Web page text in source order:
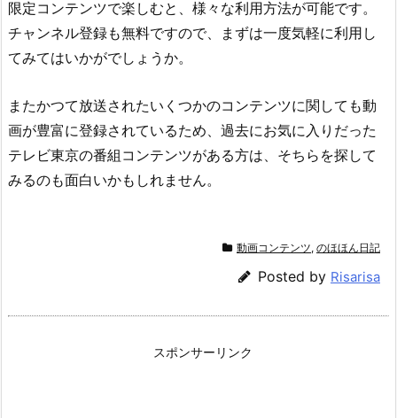
限定コンテンツで楽しむと、様々な利用方法が可能です。
チャンネル登録も無料ですので、まずは一度気軽に利用し
てみてはいかがでしょうか。
またかつて放送されたいくつかのコンテンツに関しても動
画が豊富に登録されているため、過去にお気に入りだった
テレビ東京の番組コンテンツがある方は、そちらを探して
みるのも面白いかもしれません。
動画コンテンツ, のほほん日記
Posted by Risarisa
スポンサーリンク